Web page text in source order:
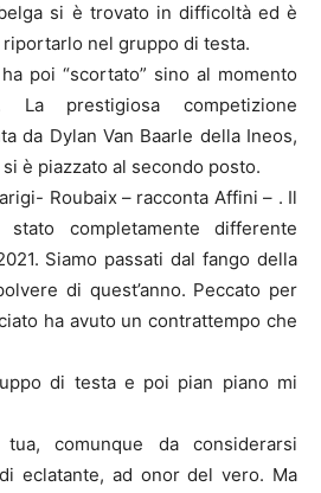
si è trovato in difficoltà ed è
nel gruppo di testa.
poi “scortato” sino al momento
prestigiosa competizione
da Dylan Van Baarle della Ineos,
è piazzato al secondo posto.
Roubaix – racconta Affini – . Il
stato completamente differente
Siamo passati dal fango della
di quest’anno. Peccato per
ha avuto un contrattempo che
di testa e poi pian piano mi
comunque da considerarsi
eclatante, ad onor del vero. Ma